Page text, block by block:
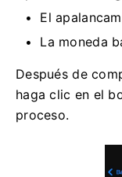
El
La moneda
Después de
haga clic en el
proceso.